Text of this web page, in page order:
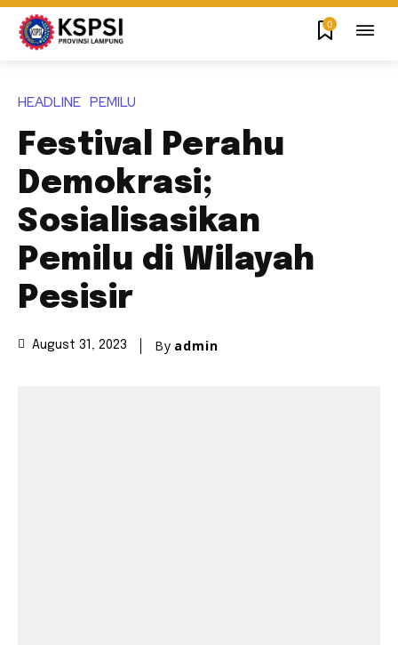
0
HEADLINE PEMILU
Festival Perahu
Demokrasi;
Sosialisasikan
Pemilu di Wilayah
Pesisir
August 31, 2023 By admin